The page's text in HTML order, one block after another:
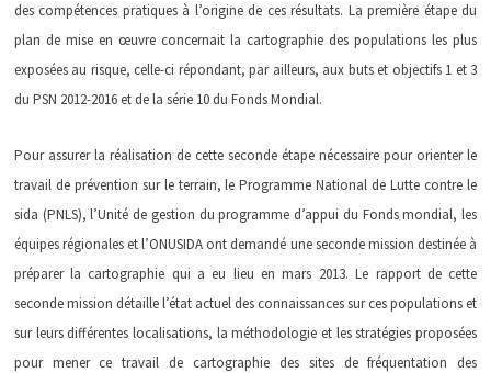
des compétences pratiques à l’origine de ces résultats. La première étape du
plan de mise en œuvre concernait la cartographie des populations les plus
exposées au risque, celle-ci répondant, par ailleurs, aux buts et objectifs 1 et 3
du PSN 2012-2016 et de la série 10 du Fonds Mondial.
Pour assurer la réalisation de cette seconde étape nécessaire pour orienter le
travail de prévention sur le terrain, le Programme National de Lutte contre le
sida (PNLS), l’Unité de gestion du programme d’appui du Fonds mondial, les
équipes régionales et l’ONUSIDA ont demandé une seconde mission destinée à
préparer la cartographie qui a eu lieu en mars 2013. Le rapport de cette
seconde mission détaille l’état actuel des connaissances sur ces populations et
sur leurs différentes localisations, la méthodologie et les stratégies proposées
pour mener ce travail de cartographie des sites de fréquentation des